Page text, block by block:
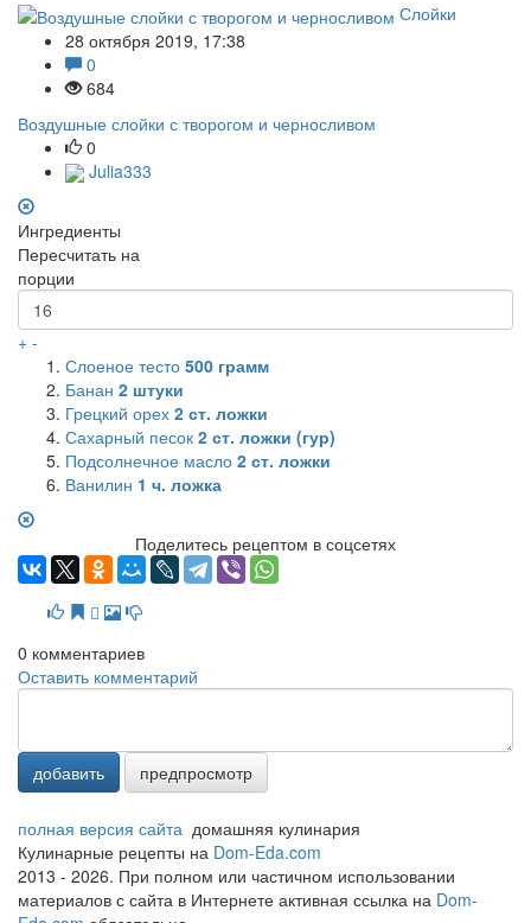
Слойки
28 октября 2019, 17:38
0
684
Воздушные слойки с творогом и черносливом
0
Julia333
Ингредиенты
Пересчитать на
порции
+ -
Слоеное тесто 500 грамм
Банан 2 штуки
Грецкий орех 2 ст. ложки
Сахарный песок 2 ст. ложки (гур)
Подсолнечное масло 2 ст. ложки
Ванилин 1 ч. ложка
Поделитесь рецептом в соцсетях
0 комментариев
Оставить комментарий
добавить предпросмотр
полная версия сайта домашняя кулинария
Кулинарные рецепты на Dom-Eda.com
2013 - 2026. При полном или частичном использовании
материалов с сайта в Интернете активная ссылка на Dom-